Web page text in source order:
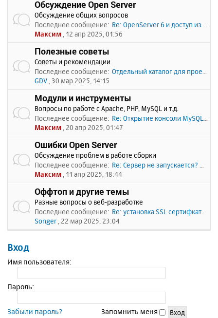
Обсуждение Open Server
Обсуждение общих вопросов
Последнее сообщение: Re: OpenServer 6 и доступ из …
Максим , 12 апр 2025, 01:56
Полезные советы
Советы и рекомендации
Последнее сообщение: Отдельный каталог для проекто…
GDV , 30 мар 2025, 14:15
Модули и инструменты
Вопросы по работе с Apache, PHP, MySQL и т.д.
Последнее сообщение: Re: Открытие консоли MySQL по…
Максим , 20 апр 2025, 01:47
Ошибки Open Server
Обсуждение проблем в работе сборки
Последнее сообщение: Re: Сервер не запускается? Пи…
Максим , 11 апр 2025, 18:44
Оффтоп и другие темы
Разные вопросы о веб-разработке
Последнее сообщение: Re: установка SSL сертифката
Songer , 22 мар 2025, 23:04
Вход
Имя пользователя:
Пароль:
Забыли пароль? Запомнить меня